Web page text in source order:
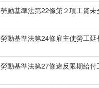
勞動基準法第22條第２項工資
勞動基準法第24條雇主使勞工
勞動基準法第27條違反限期給